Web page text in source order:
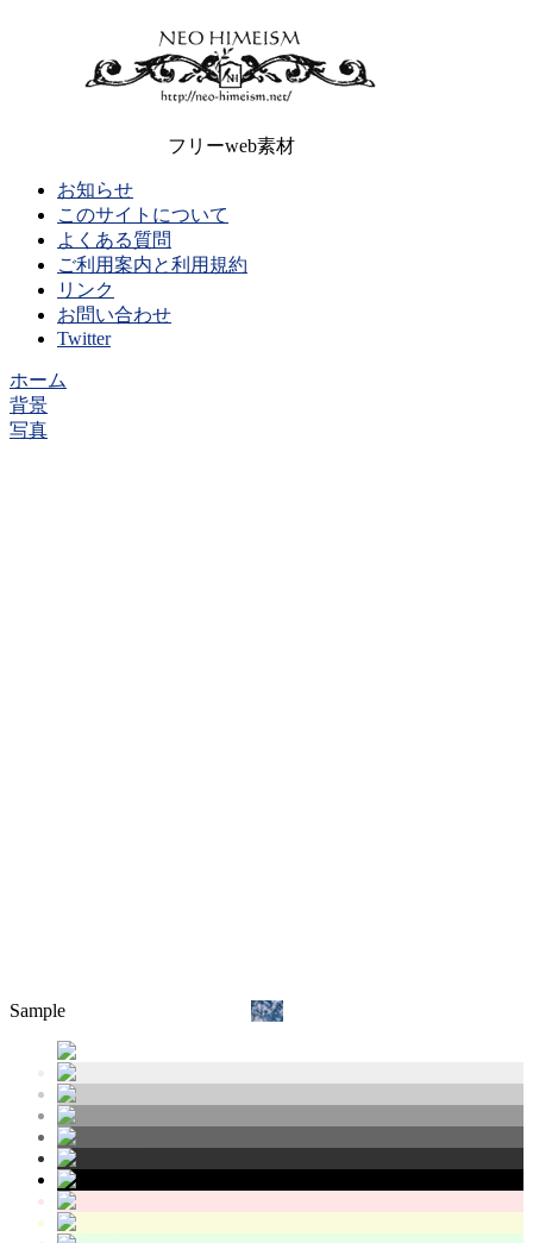
フリーweb素材
お知らせ
このサイトについて
よくある質問
ご利用案内と利用規約
リンク
お問い合わせ
Twitter
ホーム
背景
写真
Sample